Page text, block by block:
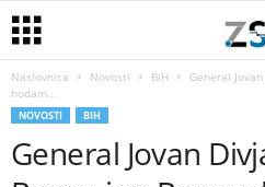
Naslovnica Novosti BiH
General
hodam...
NOVOSTI BIH
General Jovan